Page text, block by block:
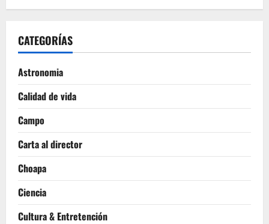
CATEGORÍAS
Astronomia
Calidad de vida
Campo
Carta al director
Choapa
Ciencia
Cultura & Entretención